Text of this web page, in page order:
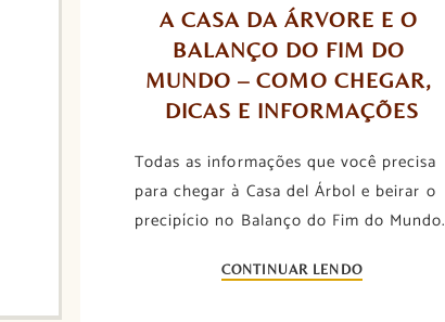
A CASA DA ÁRVORE E O
BALANÇO DO FIM DO
MUNDO – COMO CHEGAR,
DICAS E INFORMAÇÕES
Todas as informações que você precisa
para chegar à Casa del Árbol e beirar o
precipício no Balanço do Fim do Mundo.
CONTINUAR LENDO